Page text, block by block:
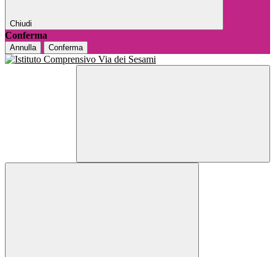
Chiudi
Conferma
Annulla Conferma